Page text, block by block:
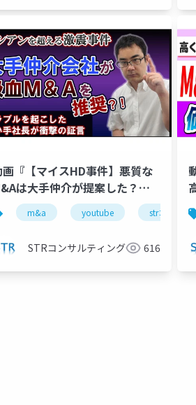
古旗淳一youtube strコンサルティング
『【マイスHD事件】悪質な
は大手仲介が提案した？ル
ン以上の激震かも 』で投影
た資料
m&a youtube strコンサル
STRコンサルティング 616